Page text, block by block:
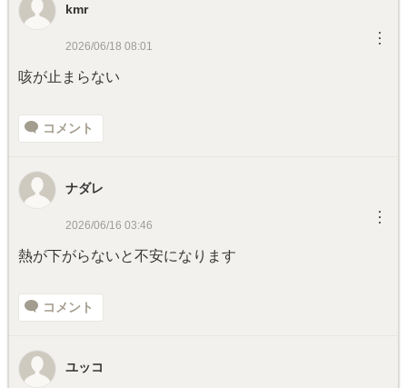
kmr
2026/06/18 08:01 ︙
咳が止まらない
コメント
ナダレ
2026/06/16 03:46 ︙
熱が下がらないと不安になります
コメント
ユッコ